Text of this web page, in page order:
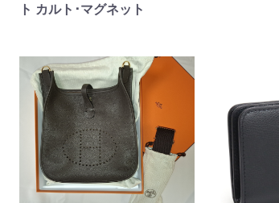
ト カルト･マグネット